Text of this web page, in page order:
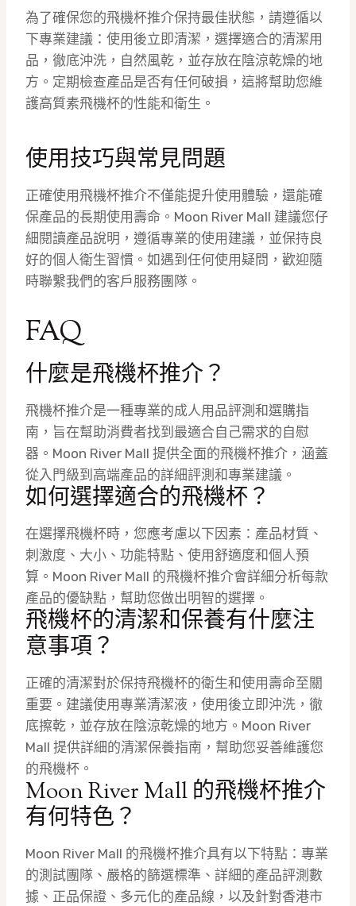
為了確保您的飛機杯推介保持最佳狀態，請遵循以
下專業建議：使用後立即清潔，選擇適合的清潔用
品，徹底沖洗，自然風乾，並存放在陰涼乾燥的地
方。定期檢查產品是否有任何破損，這將幫助您維
護高質素飛機杯的性能和衛生。
使用技巧與常見問題
正確使用飛機杯推介不僅能提升使用體驗，還能確
保產品的長期使用壽命。Moon River Mall 建議您仔
細閱讀產品說明，遵循專業的使用建議，並保持良
好的個人衛生習慣。如遇到任何使用疑問，歡迎隨
時聯繫我們的客戶服務團隊。
FAQ
什麼是飛機杯推介？
飛機杯推介是一種專業的成人用品評測和選購指
南，旨在幫助消費者找到最適合自己需求的自慰
器。Moon River Mall 提供全面的飛機杯推介，涵蓋
從入門級到高端產品的詳細評測和專業建議。
如何選擇適合的飛機杯？
在選擇飛機杯時，您應考慮以下因素：產品材質、
刺激度、大小、功能特點、使用舒適度和個人預
算。Moon River Mall 的飛機杯推介會詳細分析每款
產品的優缺點，幫助您做出明智的選擇。
飛機杯的清潔和保養有什麼注
意事項？
正確的清潔對於保持飛機杯的衛生和使用壽命至關
重要。建議使用專業清潔液，使用後立即沖洗，徹
底擦乾，並存放在陰涼乾燥的地方。Moon River
Mall 提供詳細的清潔保養指南，幫助您妥善維護您
的飛機杯。
Moon River Mall 的飛機杯推介
有何特色？
Moon River Mall 的飛機杯推介具有以下特點：專業
的測試團隊、嚴格的篩選標準、詳細的產品評測數
據、正品保證、多元化的產品線，以及針對香港市